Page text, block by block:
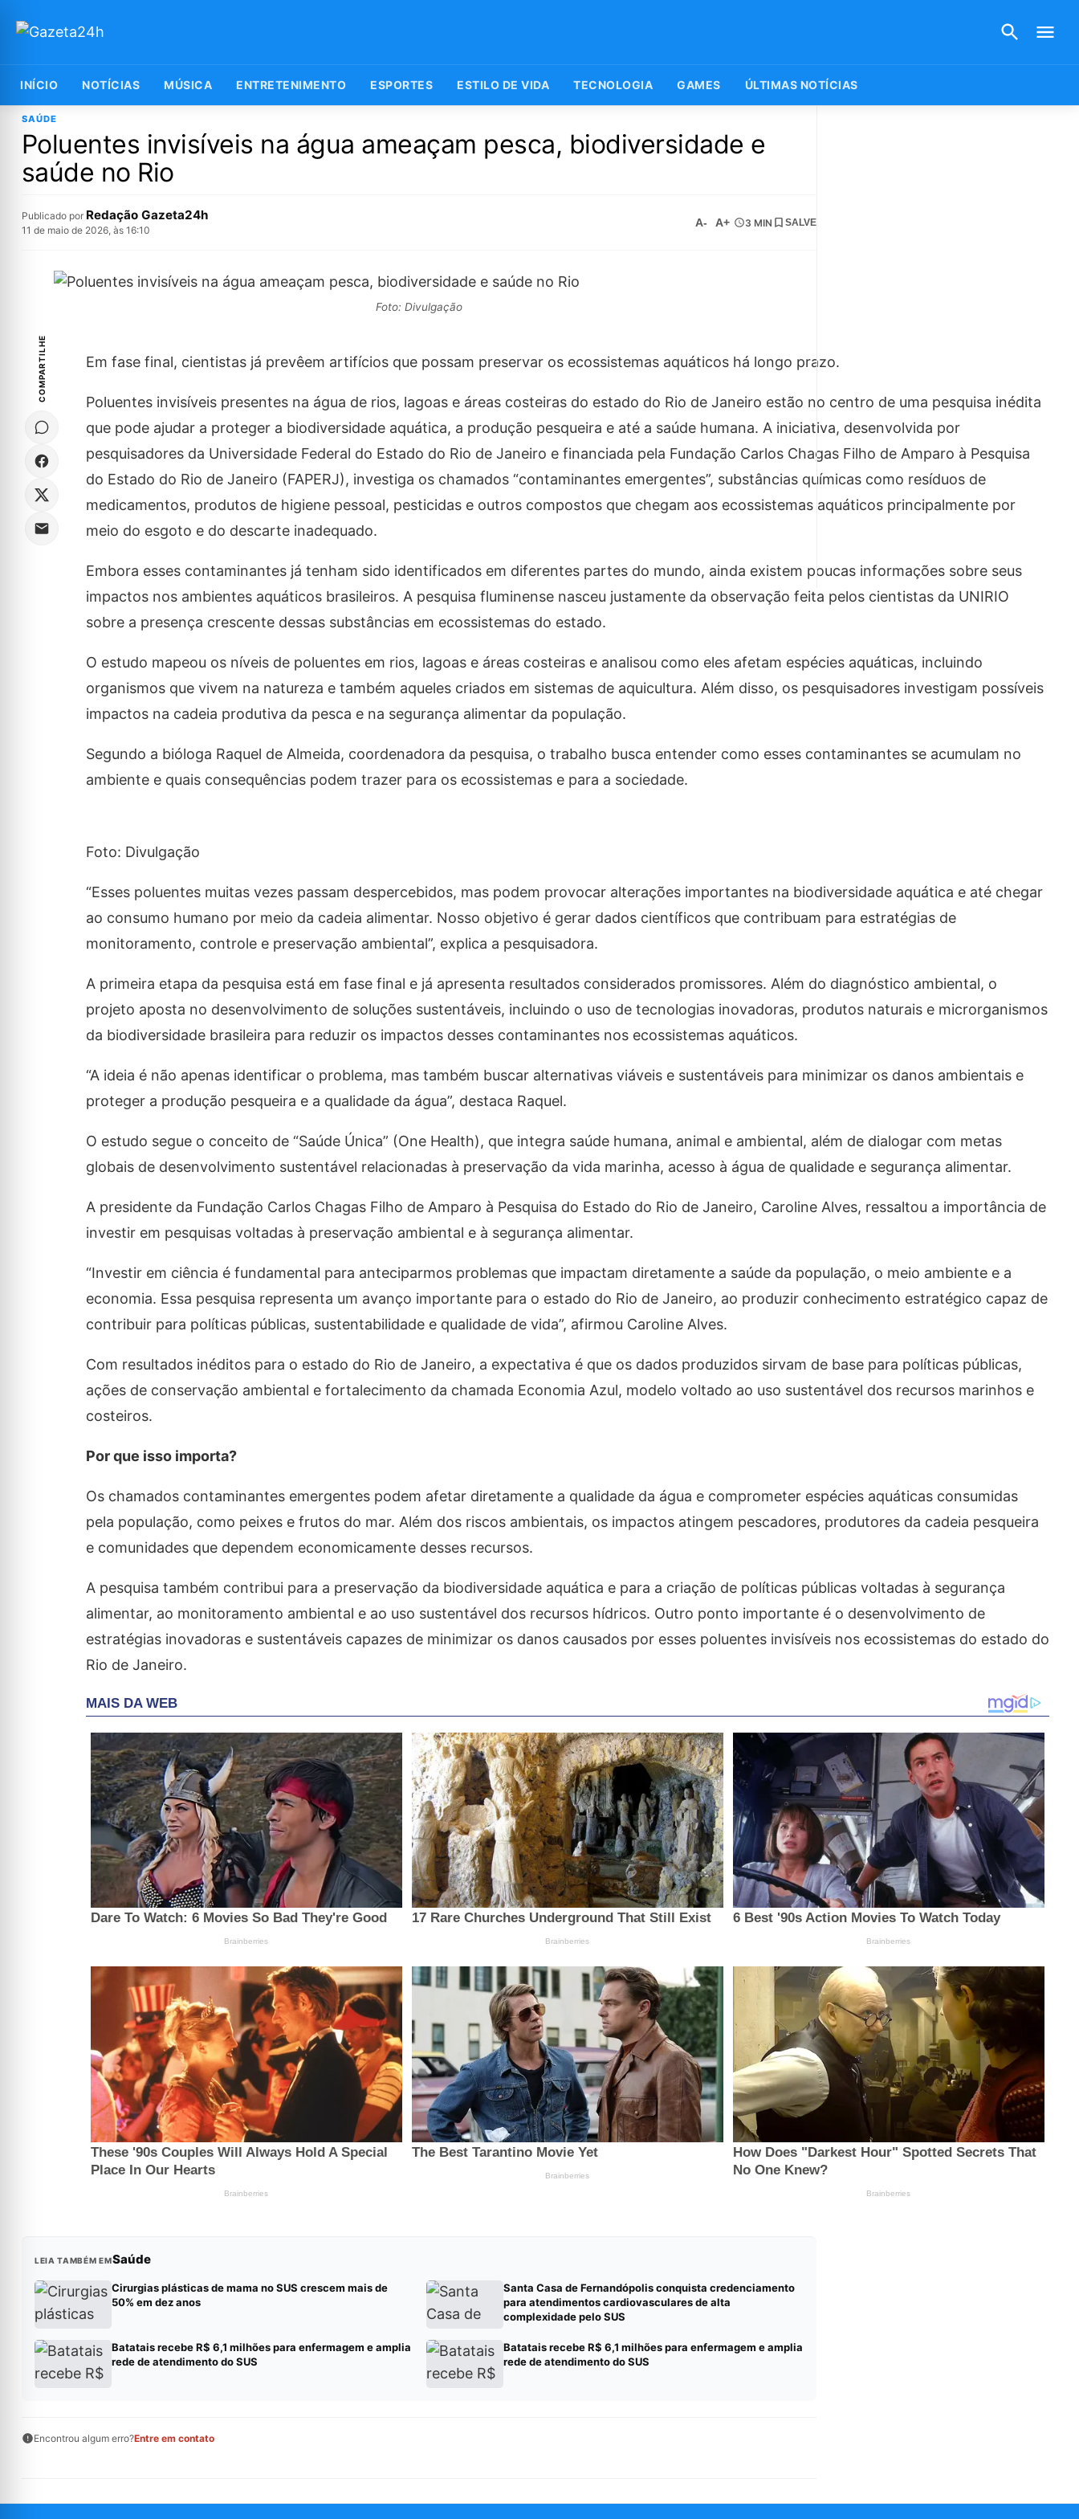
INÍCIO NOTÍCIAS MÚSICA ENTRETENIMENTO ESPORTES ESTILO DE VIDA TECNOLOGIA GAMES ÚLTIMAS NOTÍCIAS
SAÚDE
Poluentes invisíveis na água ameaçam pesca, biodiversidade e
saúde no Rio
Publicado por Redação Gazeta24h
11 de maio de 2026, às 16:10
A- A+ 3 MIN SALVE
Foto: Divulgação
COMPARTILHE Em fase final, cientistas já prevêem artifícios que possam preservar os ecossistemas aquáticos há longo prazo.
Poluentes invisíveis presentes na água de rios, lagoas e áreas costeiras do estado do Rio de Janeiro estão no centro de uma pesquisa inédita
que pode ajudar a proteger a biodiversidade aquática, a produção pesqueira e até a saúde humana. A iniciativa, desenvolvida por
pesquisadores da Universidade Federal do Estado do Rio de Janeiro e financiada pela Fundação Carlos Chagas Filho de Amparo à Pesquisa
do Estado do Rio de Janeiro (FAPERJ), investiga os chamados “contaminantes emergentes”, substâncias químicas como resíduos de
medicamentos, produtos de higiene pessoal, pesticidas e outros compostos que chegam aos ecossistemas aquáticos principalmente por
meio do esgoto e do descarte inadequado.
Embora esses contaminantes já tenham sido identificados em diferentes partes do mundo, ainda existem poucas informações sobre seus
impactos nos ambientes aquáticos brasileiros. A pesquisa fluminense nasceu justamente da observação feita pelos cientistas da UNIRIO
sobre a presença crescente dessas substâncias em ecossistemas do estado.
O estudo mapeou os níveis de poluentes em rios, lagoas e áreas costeiras e analisou como eles afetam espécies aquáticas, incluindo
organismos que vivem na natureza e também aqueles criados em sistemas de aquicultura. Além disso, os pesquisadores investigam possíveis
impactos na cadeia produtiva da pesca e na segurança alimentar da população.
Segundo a bióloga Raquel de Almeida, coordenadora da pesquisa, o trabalho busca entender como esses contaminantes se acumulam no
ambiente e quais consequências podem trazer para os ecossistemas e para a sociedade.
Foto: Divulgação
“Esses poluentes muitas vezes passam despercebidos, mas podem provocar alterações importantes na biodiversidade aquática e até chegar
ao consumo humano por meio da cadeia alimentar. Nosso objetivo é gerar dados científicos que contribuam para estratégias de
monitoramento, controle e preservação ambiental”, explica a pesquisadora.
A primeira etapa da pesquisa está em fase final e já apresenta resultados considerados promissores. Além do diagnóstico ambiental, o
projeto aposta no desenvolvimento de soluções sustentáveis, incluindo o uso de tecnologias inovadoras, produtos naturais e microrganismos
da biodiversidade brasileira para reduzir os impactos desses contaminantes nos ecossistemas aquáticos.
“A ideia é não apenas identificar o problema, mas também buscar alternativas viáveis e sustentáveis para minimizar os danos ambientais e
proteger a produção pesqueira e a qualidade da água”, destaca Raquel.
O estudo segue o conceito de “Saúde Única” (One Health), que integra saúde humana, animal e ambiental, além de dialogar com metas
globais de desenvolvimento sustentável relacionadas à preservação da vida marinha, acesso à água de qualidade e segurança alimentar.
A presidente da Fundação Carlos Chagas Filho de Amparo à Pesquisa do Estado do Rio de Janeiro, Caroline Alves, ressaltou a importância de
investir em pesquisas voltadas à preservação ambiental e à segurança alimentar.
“Investir em ciência é fundamental para anteciparmos problemas que impactam diretamente a saúde da população, o meio ambiente e a
economia. Essa pesquisa representa um avanço importante para o estado do Rio de Janeiro, ao produzir conhecimento estratégico capaz de
contribuir para políticas públicas, sustentabilidade e qualidade de vida”, afirmou Caroline Alves.
Com resultados inéditos para o estado do Rio de Janeiro, a expectativa é que os dados produzidos sirvam de base para políticas públicas,
ações de conservação ambiental e fortalecimento da chamada Economia Azul, modelo voltado ao uso sustentável dos recursos marinhos e
costeiros.
Por que isso importa?
Os chamados contaminantes emergentes podem afetar diretamente a qualidade da água e comprometer espécies aquáticas consumidas
pela população, como peixes e frutos do mar. Além dos riscos ambientais, os impactos atingem pescadores, produtores da cadeia pesqueira
e comunidades que dependem economicamente desses recursos.
A pesquisa também contribui para a preservação da biodiversidade aquática e para a criação de políticas públicas voltadas à segurança
alimentar, ao monitoramento ambiental e ao uso sustentável dos recursos hídricos. Outro ponto importante é o desenvolvimento de
estratégias inovadoras e sustentáveis capazes de minimizar os danos causados por esses poluentes invisíveis nos ecossistemas do estado do
Rio de Janeiro.
LEIA TAMBÉM EMSaúde
Cirurgias plásticas de mama no SUS crescem mais de
50% em dez anos
Santa Casa de Fernandópolis conquista credenciamento
para atendimentos cardiovasculares de alta
complexidade pelo SUS
Batatais recebe R$ 6,1 milhões para enfermagem e amplia
rede de atendimento do SUS
Batatais recebe R$ 6,1 milhões para enfermagem e amplia
rede de atendimento do SUS
Encontrou algum erro?Entre em contato